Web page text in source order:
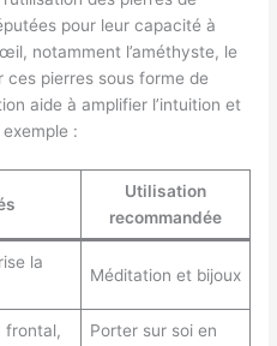
pour leur capacité à
notamment l’améthyste, le
ces pierres sous forme de
aide à amplifier l’intuition et
:
Utilisation
recommandée
la
Méditation et bijoux
frontal,
Porter sur soi en